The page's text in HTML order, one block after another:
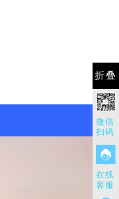
折叠
微信
扫码
在线
客服